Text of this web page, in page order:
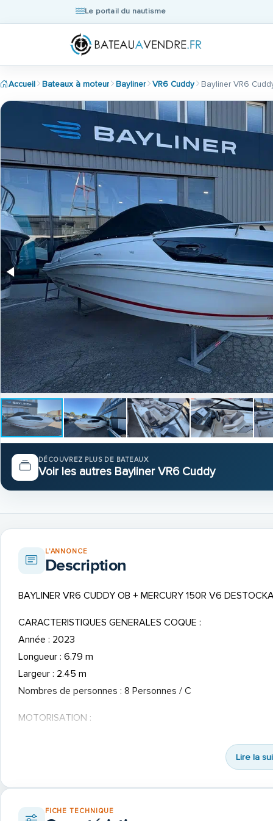
Le portail du nautisme
Accueil Bateaux à moteur Bayliner VR6 Cuddy Bayliner VR6
DÉCOUVREZ PLUS DE BATEAUX
Voir les autres Bayliner VR6 Cuddy
L'ANNONCE
Description
BAYLINER VR6 CUDDY OB + MERCURY 150R V6
CARACTERISTIQUES GENERALES COQUE :
Année : 2023
Longueur : 6.79 m
Largeur : 2.45 m
Nombres de personnes : 8 Personnes / C
MOTORISATION :
Commandes : Electriques
Lire la
FICHE TECHNIQUE